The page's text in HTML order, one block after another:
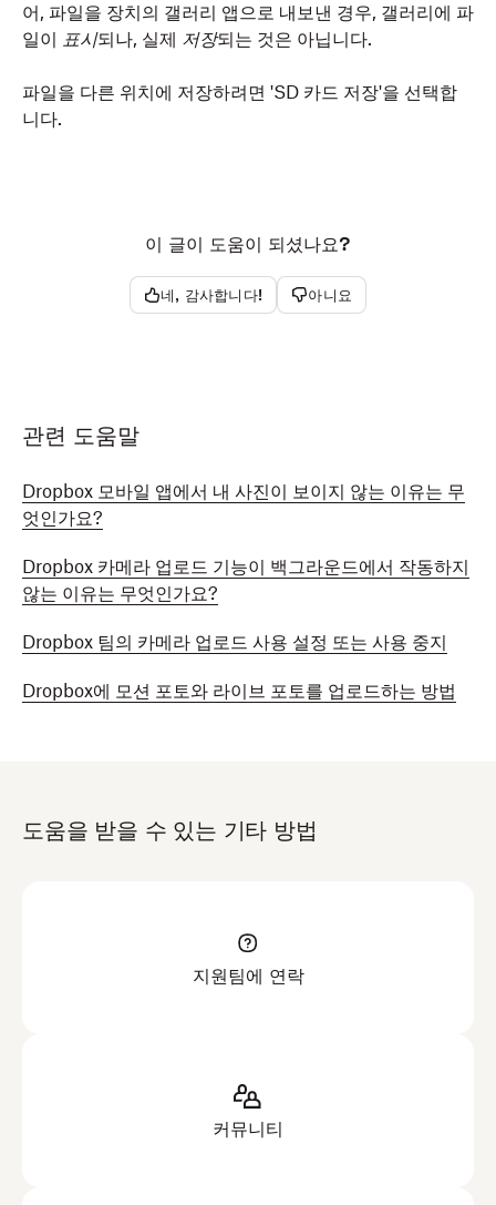
어, 파일을 장치의 갤러리 앱으로 내보낸 경우, 갤러리에 파
일이 표시되나, 실제 저장되는 것은 아닙니다.
파일을 다른 위치에 저장하려면 'SD 카드 저장'을 선택합
니다.
이 글이 도움이 되셨나요?
네, 감사합니다! 아니요
관련 도움말
Dropbox 모바일 앱에서 내 사진이 보이지 않는 이유는 무
엇인가요?
Dropbox 카메라 업로드 기능이 백그라운드에서 작동하지
않는 이유는 무엇인가요?
Dropbox 팀의 카메라 업로드 사용 설정 또는 사용 중지
Dropbox에 모션 포토와 라이브 포토를 업로드하는 방법
도움을 받을 수 있는 기타 방법
지원팀에 연락
커뮤니티